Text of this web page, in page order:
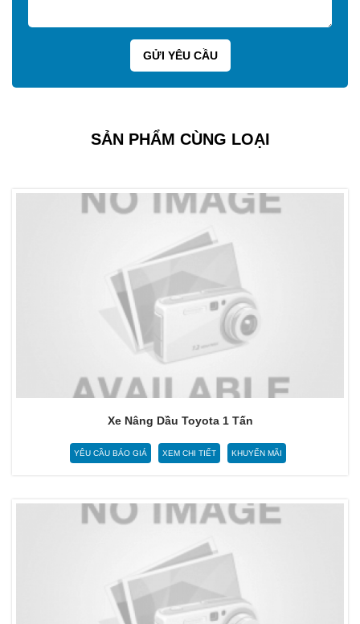
SẢN PHẨM CÙNG LOẠI
Xe Nâng Dầu Toyota 1 Tấn
YÊU CẦU BÁO GIÁ XEM CHI TIẾT KHUYẾN MÃI